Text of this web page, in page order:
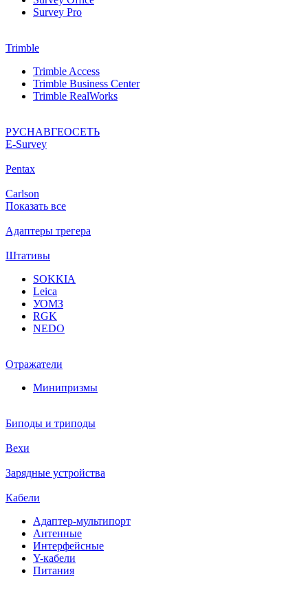
Survey Pro
Trimble
Trimble Access
Trimble Business Center
Trimble RealWorks
РУСНАВГЕОСЕТЬ
Е-Survey
Pentax
Carlson
Показать все
Адаптеры трегера
Штативы
SOKKIA
Leica
УОМЗ
RGK
NEDO
Отражатели
Минипризмы
Биподы и триподы
Вехи
Зарядные устройства
Кабели
Адаптер-мультипорт
Антенные
Интерфейсные
Y-кабели
Питания